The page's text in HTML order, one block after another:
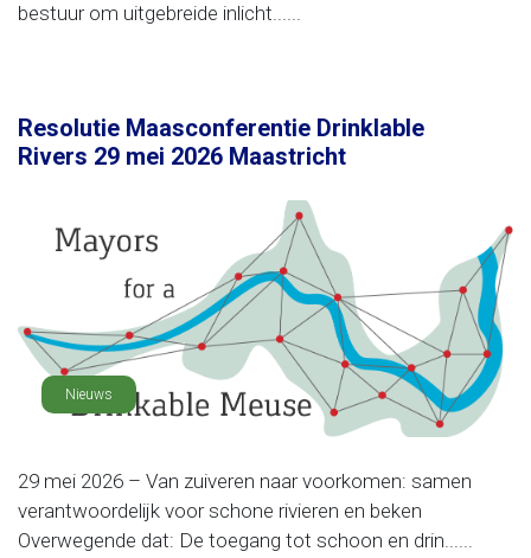
bestuur om uitgebreide inlicht......
Resolutie Maasconferentie Drinklable
Rivers 29 mei 2026 Maastricht
Nieuws
29 mei 2026 – Van zuiveren naar voorkomen: samen
verantwoordelijk voor schone rivieren en beken
Overwegende dat: De toegang tot schoon en drin......